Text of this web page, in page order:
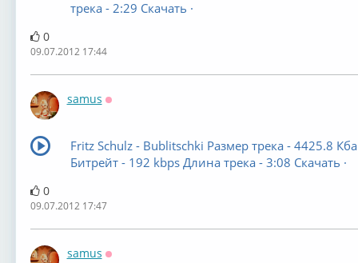
трека - 2:29 Скачать ·
0
09.07.2012 17:44
samus
Fritz Schulz - Bublitschki Размер трека - 4425.8
Битрейт - 192 kbps Длина трека - 3:08 Скачать ·
0
09.07.2012 17:47
samus